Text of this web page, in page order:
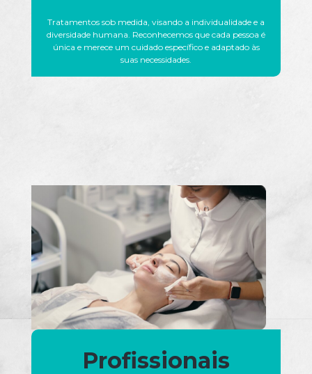
Tratamentos sob medida, visando a individualidade e a
diversidade humana. Reconhecemos que cada pessoa é
única e merece um cuidado específico e adaptado às
suas necessidades.
Profissionais